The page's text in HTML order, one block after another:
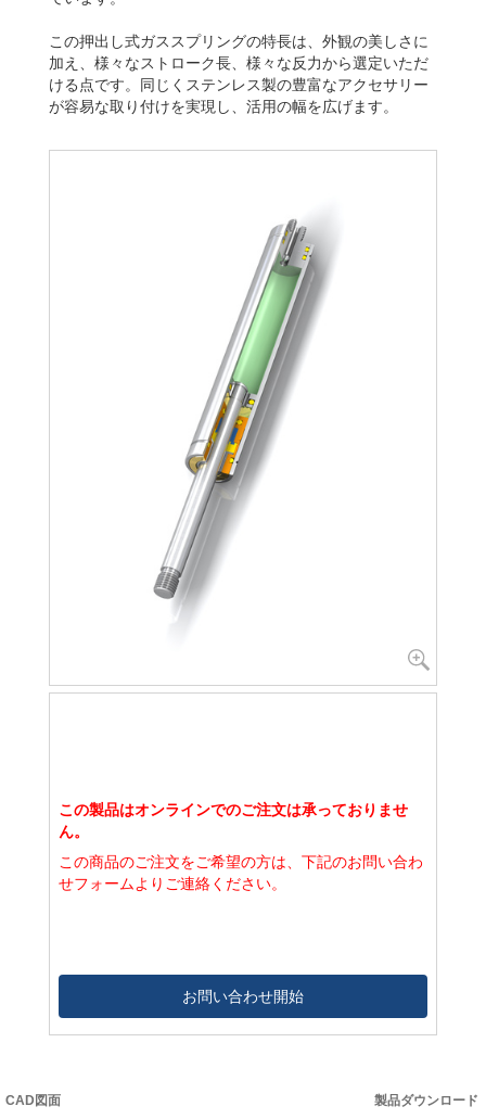
この押出し式ガススプリングの特長は、外観の美しさに
加え、様々なストローク長、様々な反力から選定いただ
ける点です。同じくステンレス製の豊富なアクセサリー
が容易な取り付けを実現し、活用の幅を広げます。
この製品はオンラインでのご注文は承っておりませ
ん。
この商品のご注文をご希望の方は、下記のお問い合わ
せフォームよりご連絡ください。
お問い合わせ開始
CAD図面 製品ダウンロード